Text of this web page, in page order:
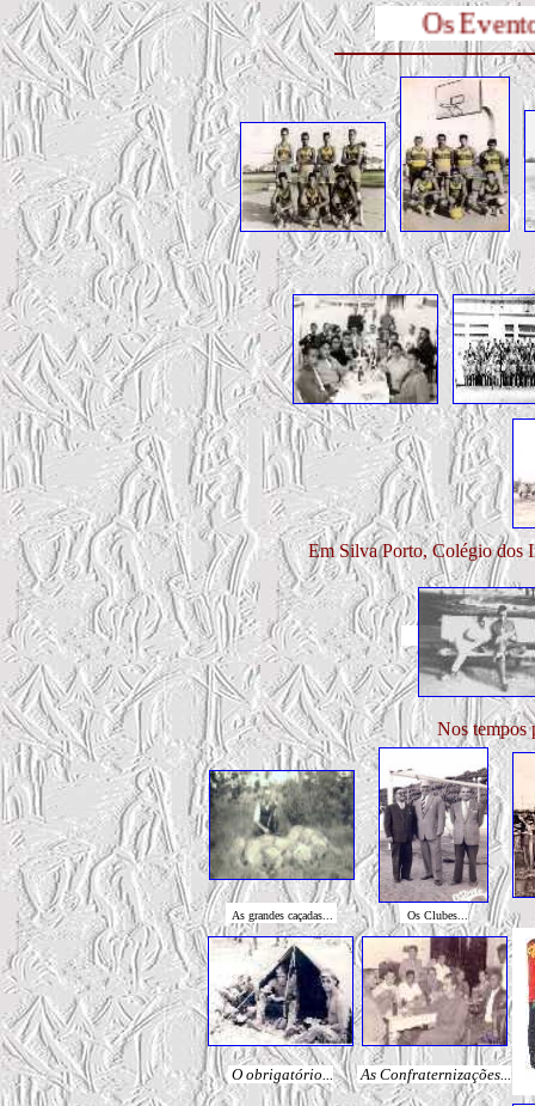
Os Eventos... (
Em Silva Porto, Colégio dos
Nos tempos
As grandes caçadas... Os Clubes...
O obrigatório... As Confraternizações...